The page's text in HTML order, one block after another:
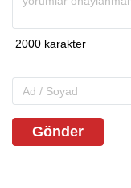
Gönder